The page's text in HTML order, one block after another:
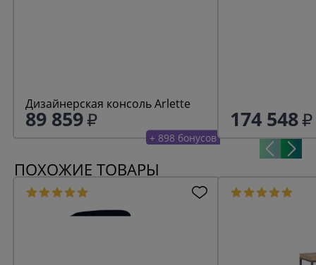
Дизайнерская консоль Arlette
89 859
+ 898 бонусов
174 548
ПОХОЖИЕ ТОВАРЫ